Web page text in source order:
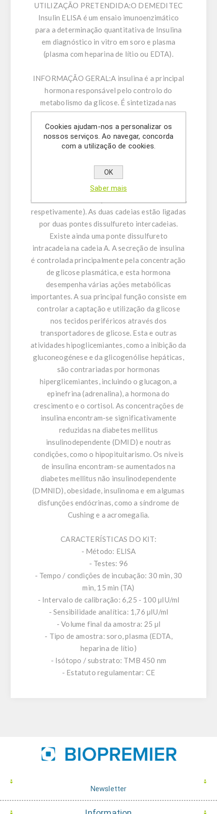
UTILIZAÇÃO PRETENDIDA:O DEMEDITEC
Insulin ELISA é um ensaio imunoenzimático
para a determinação quantitativa de Insulina
em diagnóstico in vitro em soro e plasma
(plasma com heparina de lítio ou EDTA).
INFORMAÇÃO GERAL:A insulina é a principal
hormona responsável pelo controlo do
metabolismo da glicose. É sintetizada nas
células β dos ilhéus de Langerhans sob a forma
de precursor, a proinsulina, que é
posteriormente processada para formar o
péptido C e a insulina. Ambos são secretados
portal. A molécula madura de insulina é
constituída por duas cadeias polipeptídicas, a
cadeia A e a cadeia B (com 21 e 30 aminoácidos,
respetivamente). As duas cadeias estão ligadas
por duas pontes dissulfureto intercadeias.
Existe ainda uma ponte dissulfureto
intracadeia na cadeia A. A secreção de insulina
é controlada principalmente pela concentração
de glicose plasmática, e esta hormona
desempenha várias ações metabólicas
importantes. A sua principal função consiste em
controlar a captação e utilização da glicose
nos tecidos periféricos através dos
transportadores de glicose. Esta e outras
atividades hipoglicemiantes, como a inibição da
gluconeogénese e da glicogenólise hepáticas,
são contrariadas por hormonas
hiperglicemiantes, incluindo o glucagon, a
epinefrina (adrenalina), a hormona do
crescimento e o cortisol. As concentrações de
insulina encontram-se significativamente
reduzidas na diabetes mellitus
insulinodependente (DMID) e noutras
condições, como o hipopituitarismo. Os níveis
de insulina encontram-se aumentados na
diabetes mellitus não insulinodependente
(DMNID), obesidade, insulinoma e em algumas
disfunções endócrinas, como a síndrome de
Cushing e a acromegalia.
CARACTERÍSTICAS DO KIT:
- Método: ELISA
- Testes: 96
- Tempo / condições de incubação: 30 min, 30
min, 15 min (TA)
- Intervalo de calibração: 6,25 - 100 µIU/ml
- Sensibilidade analítica: 1,76 µIU/ml
- Volume final da amostra: 25 µl
- Tipo de amostra: soro, plasma (EDTA,
heparina de lítio)
- Isótopo / substrato: TMB 450 nm
- Estatuto regulamentar: CE
Newsletter
Cookies ajudam-nos a personalizar os
nossos serviços. Ao navegar, concorda
com a utilização de cookies.
OK
Saber mais